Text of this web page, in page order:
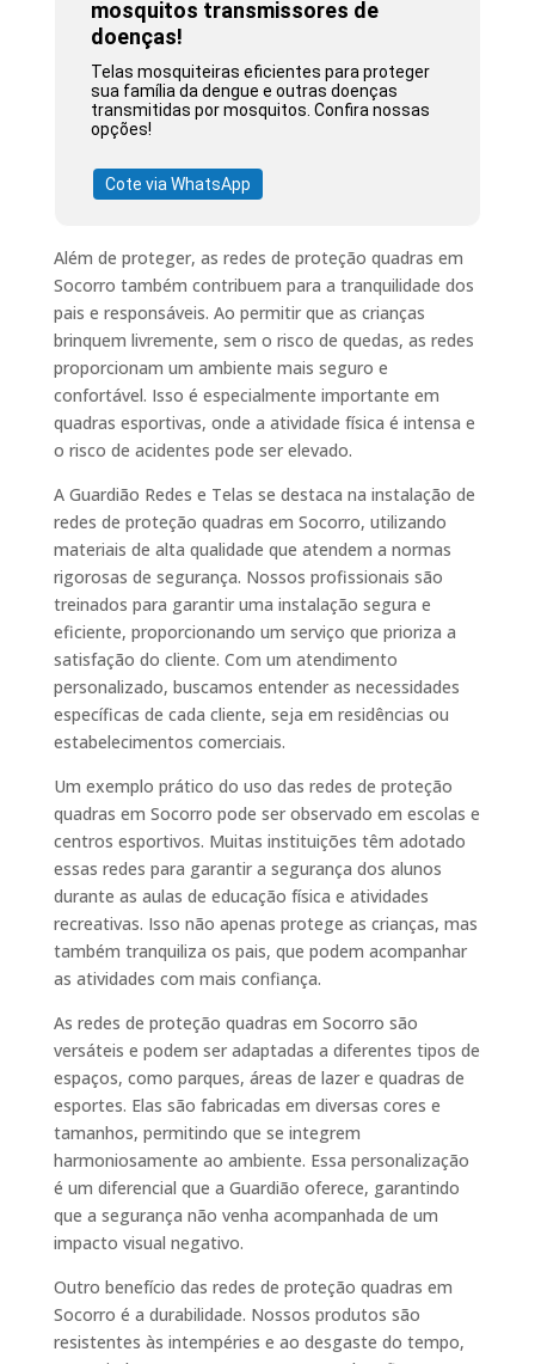
mosquitos transmissores de
doenças!
Telas mosquiteiras eficientes para proteger
sua família da dengue e outras doenças
transmitidas por mosquitos. Confira nossas
opções!
Cote via WhatsApp
Além de proteger, as redes de proteção quadras em
Socorro também contribuem para a tranquilidade dos
pais e responsáveis. Ao permitir que as crianças
brinquem livremente, sem o risco de quedas, as redes
proporcionam um ambiente mais seguro e
confortável. Isso é especialmente importante em
quadras esportivas, onde a atividade física é intensa e
o risco de acidentes pode ser elevado.
A Guardião Redes e Telas se destaca na instalação de
redes de proteção quadras em Socorro, utilizando
materiais de alta qualidade que atendem a normas
rigorosas de segurança. Nossos profissionais são
treinados para garantir uma instalação segura e
eficiente, proporcionando um serviço que prioriza a
satisfação do cliente. Com um atendimento
personalizado, buscamos entender as necessidades
específicas de cada cliente, seja em residências ou
estabelecimentos comerciais.
Um exemplo prático do uso das redes de proteção
quadras em Socorro pode ser observado em escolas e
centros esportivos. Muitas instituições têm adotado
essas redes para garantir a segurança dos alunos
durante as aulas de educação física e atividades
recreativas. Isso não apenas protege as crianças, mas
também tranquiliza os pais, que podem acompanhar
as atividades com mais confiança.
As redes de proteção quadras em Socorro são
versáteis e podem ser adaptadas a diferentes tipos de
espaços, como parques, áreas de lazer e quadras de
esportes. Elas são fabricadas em diversas cores e
tamanhos, permitindo que se integrem
harmoniosamente ao ambiente. Essa personalização
é um diferencial que a Guardião oferece, garantindo
que a segurança não venha acompanhada de um
impacto visual negativo.
Outro benefício das redes de proteção quadras em
Socorro é a durabilidade. Nossos produtos são
resistentes às intempéries e ao desgaste do tempo,